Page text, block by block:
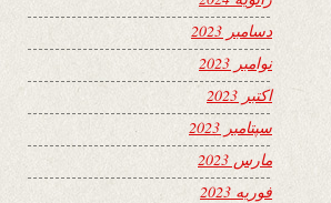
دسامبر 2023
نوامبر 2023
اکتبر 2023
سپتامبر 2023
مارس 2023
فوریه 2023